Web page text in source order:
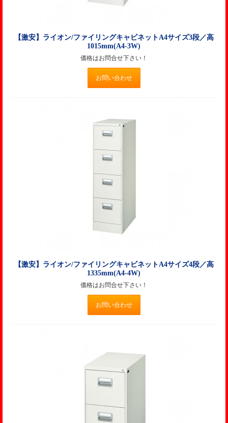
【激安】ライオン/ファイリングキャビネットA4サイズ3段／高
1015mm(A4-3W)
価格はお問合せ下さい！
お問い合わせ
【激安】ライオン/ファイリングキャビネットA4サイズ4段／高
1335mm(A4-4W)
価格はお問合せ下さい！
お問い合わせ